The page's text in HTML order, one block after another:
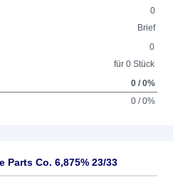
0
Brief
0
für 0 Stück
0 / 0%
0 / 0%
Co. 6,875% 23/33